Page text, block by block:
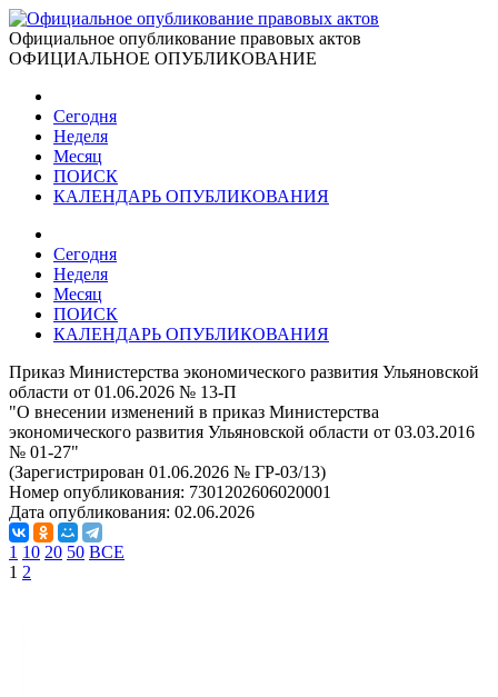
Официальное опубликование правовых актов
ОФИЦИАЛЬНОЕ ОПУБЛИКОВАНИЕ
Сегодня
Неделя
Месяц
ПОИСК
КАЛЕНДАРЬ ОПУБЛИКОВАНИЯ
Сегодня
Неделя
Месяц
ПОИСК
КАЛЕНДАРЬ ОПУБЛИКОВАНИЯ
Приказ Министерства экономического развития Ульяновской
области от 01.06.2026 № 13-П
"О внесении изменений в приказ Министерства
экономического развития Ульяновской области от 03.03.2016
№ 01-27"
(Зарегистрирован 01.06.2026 № ГР-03/13)
Номер опубликования: 7301202606020001
Дата опубликования: 02.06.2026
1 10 20 50 ВСЕ
1 2